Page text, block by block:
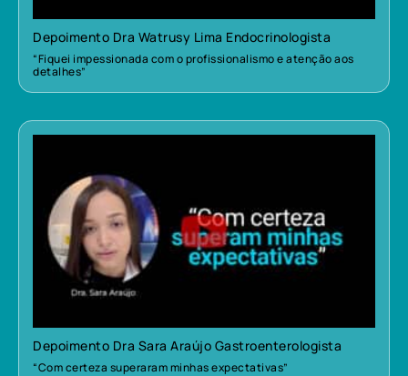
Depoimento Dra Watrusy Lima Endocrinologista
“Fiquei impessionada com o profissionalismo e atenção aos
detalhes”
Depoimento Dra Sara Araújo Gastroenterologista
“Com certeza superaram minhas expectativas”